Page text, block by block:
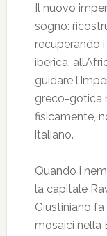
Il nuovo
sogno:
recuperando
iberica,
guidare
greco-gotica
fisicamente,
italiano.
Quando i
la capitale
Giustiniano
mosaici nella